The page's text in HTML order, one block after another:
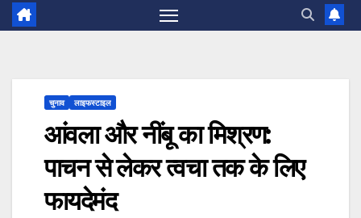
चुनाव लाइफस्टाइल
आंवला और नींबू का मिश्रण:
पाचन से लेकर त्वचा तक के लिए
फायदेमंद